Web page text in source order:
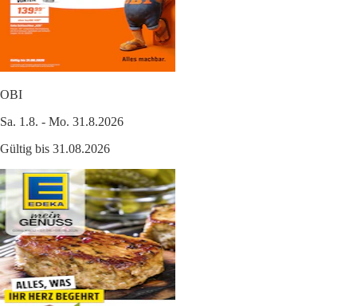
OBI
Sa. 1.8. - Mo. 31.8.2026
Gültig bis 31.08.2026